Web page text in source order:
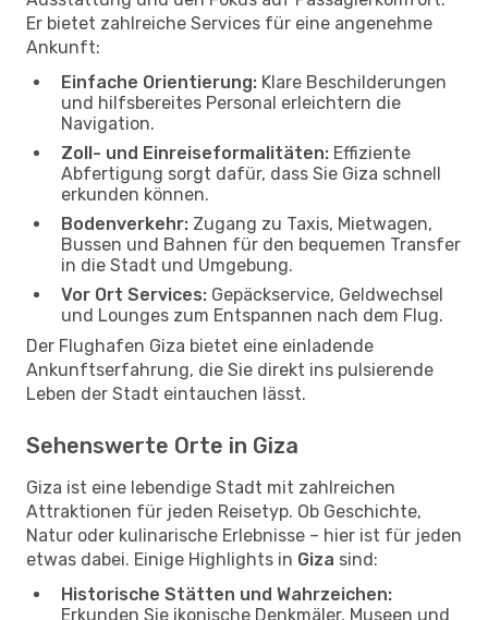
Er bietet zahlreiche Services für eine angenehme
Ankunft:
Einfache Orientierung: Klare Beschilderungen
und hilfsbereites Personal erleichtern die
Navigation.
Zoll- und Einreiseformalitäten: Effiziente
Abfertigung sorgt dafür, dass Sie Giza schnell
erkunden können.
Bodenverkehr: Zugang zu Taxis, Mietwagen,
Bussen und Bahnen für den bequemen Transfer
in die Stadt und Umgebung.
Vor Ort Services: Gepäckservice, Geldwechsel
und Lounges zum Entspannen nach dem Flug.
Der Flughafen Giza bietet eine einladende
Ankunftserfahrung, die Sie direkt ins pulsierende
Leben der Stadt eintauchen lässt.
Sehenswerte Orte in Giza
Giza ist eine lebendige Stadt mit zahlreichen
Attraktionen für jeden Reisetyp. Ob Geschichte,
Natur oder kulinarische Erlebnisse – hier ist für jeden
etwas dabei. Einige Highlights in Giza sind:
Historische Stätten und Wahrzeichen:
Erkunden Sie ikonische Denkmäler, Museen und